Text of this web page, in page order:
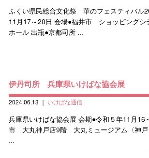
ふくい県民総合文化祭 華のフェスティバル
11月17～20日 会場●福井市 ショッピング
ホール 出瓶●京都司所 ...
伊丹司所 兵庫県いけばな協会展
2024.06.13 ｜ いけばな通信
兵庫県いけばな協会展 会期●令和５年11月16
市 大丸神戸店9階 大丸ミュージアム〈神戸
...